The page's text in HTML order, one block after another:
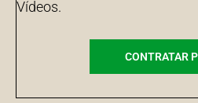
Vídeos.
CONTRATAR